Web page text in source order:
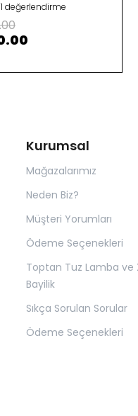
1 değerlendirme
Kurumsal
Mağazalarımız
Neden Biz?
Müşteri Yorumları
Ödeme Seçenekleri
Toptan Tuz Lamba ve
Bayilik
Sıkça Sorulan Sorular
Ödeme Seçenekleri